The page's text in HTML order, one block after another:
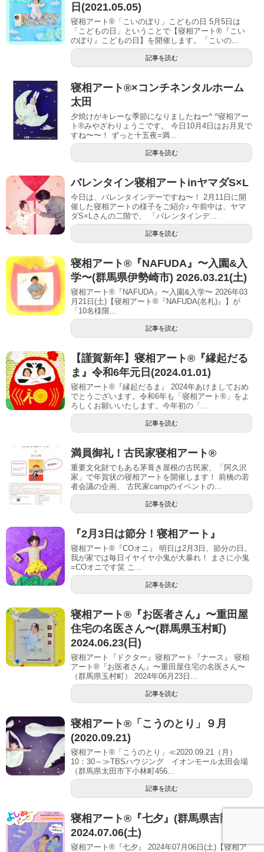
日(2021.05.05)
寝相アート®「こいのぼり」こどもの日 5月5日は
「こどもの日」ということで【寝相アート®『こい
のぼり』こどもの日】を開催します。「こいの...
記事を読む
寝相アート®︎×コンチネンタルホーム
太田
夕焼けがキレーな季節になりましたねー^ ^寝相アー
ト®︎みやざわりょうこです。 今日10月4日はお月見で
すね〜〜！ ずっと十五夜=満...
記事を読む
バレンタイン寝相アートinヤマダS×L
今日は、バレンタインデーですね〜！ 2月11日に開
催した寝相アートの様子をご紹介♪ 午前中は、ヤマ
ダS×Lさんの二階で、 「バレンタインデ...
記事を読む
寝相アート®︎『NAFUDA』〜入園&入
学〜(群馬県伊勢崎市) 2026.03.21(土)
寝相アート®『NAFUDA』〜入園&入学〜 2026年03
月21日(土)【寝相アート®︎『NAFUDA(名札)』】が
「10名様限...
記事を読む
【謹賀新年】寝相アート®︎『縁起だる
ま』令和6年元日(2024.01.01)
寝相アート®『縁起だるま』 2024年あけましておめ
でとうございます。令和6年も「寝相アート®︎」をよ
ろしくお願いいたします。今年初の「...
記事を読む
満員御礼！古民家寝相アート®︎
重要文化財でもある茅葺き屋根の古民家、「阿久沢
家」で年賀状の寝相アートを開催します！ 前橋の若
者会議の企画、 古民家campのイベントの...
記事を読む
『2月3日は節分！寝相アート』
寝相アート®︎『COオニ』 明日は2月3日、節分の日。
我が家では毎日イヤイヤ小鬼が大暴れ！ まさに小鬼
=COオニです笑 こ...
記事を読む
寝相アート®︎『お医者さん』〜重田屋
住宅の名医さん〜(群馬県玉村町)
2024.06.23(日)
寝相アート『ドクター』寝相アート『ナース』 寝相
アート®『お医者さん』〜重田屋住宅の名医さん〜
（群馬県玉村町） 2024年06月23日...
記事を読む
寝相アート®「こうのとり」９月
(2020.09.21)
寝相アート®「こうのとり」≪2020.09.21（月）
10：30～≫TBSハウジング イオンモール太田会場
（群馬県太田市下小林町456...
記事を読む
寝相アート®︎『七夕』(群馬県吉岡町)
2024.07.06(土)
寝相アート®『七夕』 2024年07月06日(土)【寝相ア